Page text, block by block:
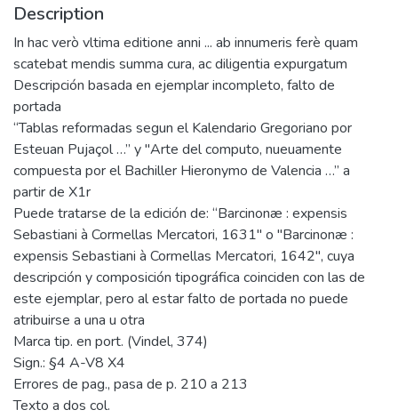
Description
In hac verò vltima editione anni ... ab innumeris ferè quam
scatebat mendis summa cura, ac diligentia expurgatum
Descripción basada en ejemplar incompleto, falto de
portada
“Tablas reformadas segun el Kalendario Gregoriano por
Esteuan Pujaçol …” y "Arte del computo, nueuamente
compuesta por el Bachiller Hieronymo de Valencia …” a
partir de X1r
Puede tratarse de la edición de: “Barcinonæ : expensis
Sebastiani à Cormellas Mercatori, 1631" o "Barcinonæ :
expensis Sebastiani à Cormellas Mercatori, 1642", cuya
descripción y composición tipográfica coinciden con las de
este ejemplar, pero al estar falto de portada no puede
atribuirse a una u otra
Marca tip. en port. (Vindel, 374)
Sign.: §4 A-V8 X4
Errores de pag., pasa de p. 210 a 213
Texto a dos col.